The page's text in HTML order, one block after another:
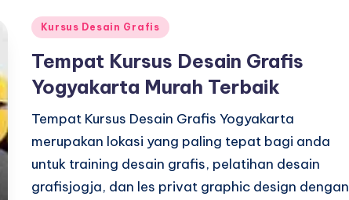
Kursus Desain Grafis
Tempat Kursus Desain Grafis
Yogyakarta Murah Terbaik
Tempat Kursus Desain Grafis Yogyakarta
merupakan lokasi yang paling tepat bagi anda
untuk training desain grafis, pelatihan desain
grafisjogja, dan les privat graphic design dengan